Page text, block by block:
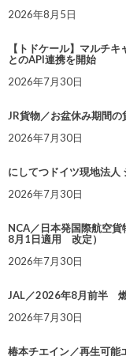
2026年8月5日
【トドケール】マルチ
とのAPI連携を開始
2026年7月30日
JR貨物／お盆休み期間
2026年7月30日
にしてつドイツ現地法人
2026年7月30日
NCA／日本発国際航空
8月1日適用 改定）
2026年7月30日
JAL／2026年8月前半
2026年7月30日
椿本チエイン／再生可能